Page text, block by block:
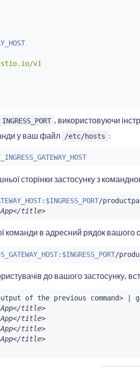
v1
INGRESS_PORT , використовуючи
у ваш файл
/etc/hosts :
сторінки застосунку з
: $INGRESS_PORT/
title>
команди в адресний рядок вашого
: $INGRESS_PORT
до вашого застосунку,
of the previous command>
title>
title>
title>
title>